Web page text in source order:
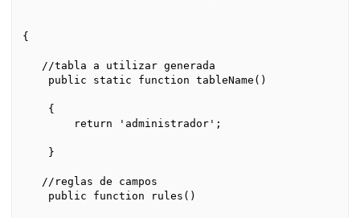
{
   //tabla a utilizar generada
    public static function tableName()
    {
        return 'administrador';
    }
   //reglas de campos
    public function rules()